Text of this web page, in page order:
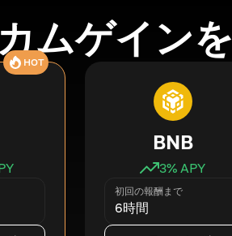
ムゲインを
HOT
BNB
3% APY
初回の報酬まで
6時間